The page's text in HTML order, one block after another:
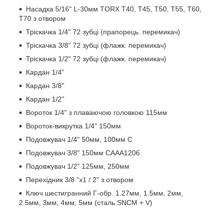
Насадка 5/16" L-30мм TORX T40, T45, T50, T55, T60,
T70 з отвором
Тріскачка 1/4" 72 зубці (прапорець. перемикач)
Тріскачка 3/8" 72 зубці (флажк. перемикач)
Тріскачка 1/2" 72 зубці (флажк. перемикач)
Кардан 1/4"
Кардан 3/8"
Кардан 1/2"
Вороток 1/4" з плаваючою головкою 115мм
Вороток-викрутка 1/4" 150мм
Подовжувач 1/4" 50мм, 100мм C
Подовжувач 3/8" 150мм CAAA1206
Подовжувач 1/2" 125мм, 250мм
Перехідник 3/8 "х1 / 2" з отвором
Ключ шестигранний Г-обр. 1.27мм, 1.5мм, 2мм,
2.5мм, 3мм, 4мм, 5мм (сталь SNCM + V)